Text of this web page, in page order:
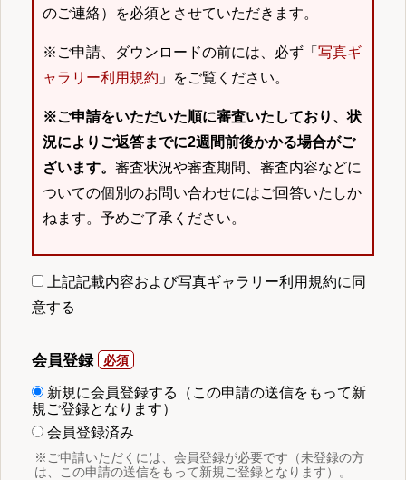
のご連絡）を必須とさせていただきます。
※ご申請、ダウンロードの前には、必ず「 写真ギ
ャラリー利用規約 」をご覧ください。
※ご申請をいただいた順に審査いたしており、状
況によりご返答までに2週間前後かかる場合がご
ざいます。 審査状況や審査期間、審査内容などに
ついての個別のお問い合わせにはご回答いたしか
ねます。予めご了承ください。
上記記載内容および写真ギャラリー利用規約に同
意する
会員登録
新規に会員登録する（この申請の送信をもって新
規ご登録となります）
会員登録済み
※ご申請いただくには、会員登録が必要です（未登録の方
は、この申請の送信をもって新規ご登録となります）。